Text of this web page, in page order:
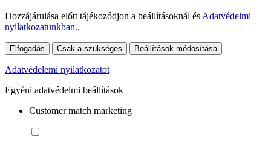
Hozzájárulása előtt tájékozódjon a beállításoknál és Adatvédelmi
nyilatkozatunkban..
Elfogadás Csak a szükséges Beállítások módosítása
Adatvédelemi nyilatkozatot
Egyéni adatvédelmi beállítások
Customer match marketing